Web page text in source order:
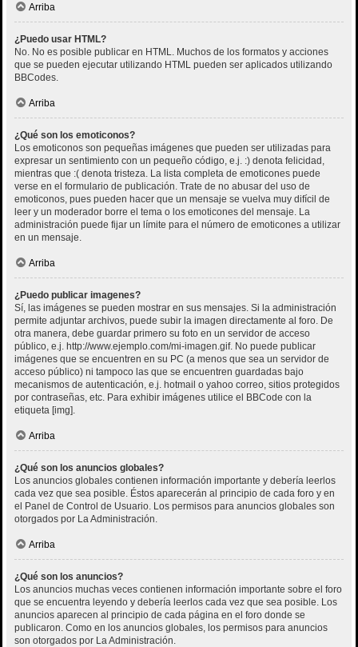
Arriba
¿Puedo usar HTML?
No. No es posible publicar en HTML. Muchos de los formatos y acciones
que se pueden ejecutar utilizando HTML pueden ser aplicados utilizando
BBCodes.
Arriba
¿Qué son los emoticonos?
Los emoticonos son pequeñas imágenes que pueden ser utilizadas para
expresar un sentimiento con un pequeño código, e.j. :) denota felicidad,
mientras que :( denota tristeza. La lista completa de emoticones puede
verse en el formulario de publicación. Trate de no abusar del uso de
emoticonos, pues pueden hacer que un mensaje se vuelva muy difícil de
leer y un moderador borre el tema o los emoticones del mensaje. La
administración puede fijar un límite para el número de emoticones a utilizar
en un mensaje.
Arriba
¿Puedo publicar imagenes?
Sí, las imágenes se pueden mostrar en sus mensajes. Si la administración
permite adjuntar archivos, puede subir la imagen directamente al foro. De
otra manera, debe guardar primero su foto en un servidor de acceso
público, e.j. http://www.ejemplo.com/mi-imagen.gif. No puede publicar
imágenes que se encuentren en su PC (a menos que sea un servidor de
acceso público) ni tampoco las que se encuentren guardadas bajo
mecanismos de autenticación, e.j. hotmail o yahoo correo, sitios protegidos
por contraseñas, etc. Para exhibir imágenes utilice el BBCode con la
etiqueta [img].
Arriba
¿Qué son los anuncios globales?
Los anuncios globales contienen información importante y debería leerlos
cada vez que sea posible. Éstos aparecerán al principio de cada foro y en
el Panel de Control de Usuario. Los permisos para anuncios globales son
otorgados por La Administración.
Arriba
¿Qué son los anuncios?
Los anuncios muchas veces contienen información importante sobre el foro
que se encuentra leyendo y debería leerlos cada vez que sea posible. Los
anuncios aparecen al principio de cada página en el foro donde se
publicaron. Como en los anuncios globales, los permisos para anuncios
son otorgados por La Administración.